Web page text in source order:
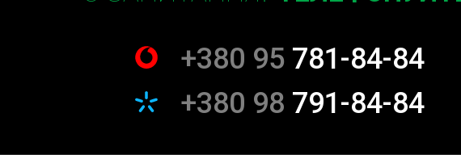
+380 95 781-84-84
+380 98 791-84-84